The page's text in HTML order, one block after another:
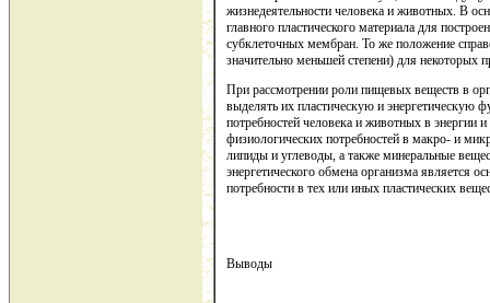
жизнедеятельности человека и животных. В
главного пластического материала для
субклеточных мембран. То же положение
значительно меньшей степени) для некоторых
При рассмотрении роли пищевых веществ в
выделять их пластическую и энергетическую
потребностей человека и животных в энергии
физиологических потребностей в макро- и
липиды и углеводы, а также минеральные
энергетического обмена организма является
потребности в тех или иных пластических
Выводы